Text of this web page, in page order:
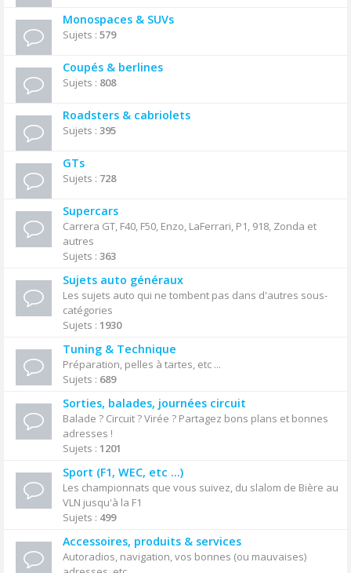
Monospaces & SUVs
Sujets : 579
Coupés & berlines
Sujets : 808
Roadsters & cabriolets
Sujets : 395
GTs
Sujets : 728
Supercars
Carrera GT, F40, F50, Enzo, LaFerrari, P1, 918, Zonda et
autres
Sujets : 363
Sujets auto généraux
Les sujets auto qui ne tombent pas dans d'autres sous-
catégories
Sujets : 1930
Tuning & Technique
Préparation, pelles à tartes, etc ...
Sujets : 689
Sorties, balades, journées circuit
Balade ? Circuit ? Virée ? Partagez bons plans et bonnes
adresses !
Sujets : 1201
Sport (F1, WEC, etc ...)
Les championnats que vous suivez, du slalom de Bière au
VLN jusqu'à la F1
Sujets : 499
Accessoires, produits & services
Autoradios, navigation, vos bonnes (ou mauvaises)